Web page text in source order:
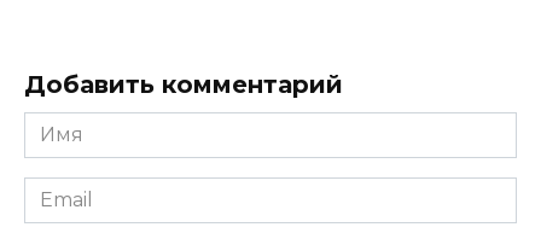
Добавить комментарий
Имя
*
Email
*